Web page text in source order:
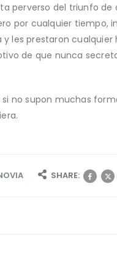
perverso del triunfo de
por cualquier tiempo,
les prestaron
de que nunca
no supon muchas
SHARE: